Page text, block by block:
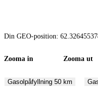
Din GEO-position:
Zooma in Zooma ut
Gasolpåfyllning 50 km